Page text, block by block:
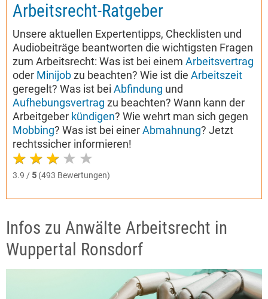
Arbeitsrecht-Ratgeber
Unsere aktuellen Expertentipps, Checklisten und
Audiobeiträge beantworten die wichtigsten Fragen
zum Arbeitsrecht: Was ist bei einem Arbeitsvertrag
oder Minijobzu beachten? Wie ist die Arbeitszeit
geregelt? Was ist bei Abfindung und
Aufhebungsvertrag zu beachten? Wann kann der
Arbeitgeber kündigen? Wie wehrt man sich gegen
Mobbing? Was ist bei einerAbmahnung? Jetzt
rechtssicher informieren!
3.9 / 5 (493 Bewertungen)
Infos zu Anwälte Arbeitsrecht in
Wuppertal Ronsdorf